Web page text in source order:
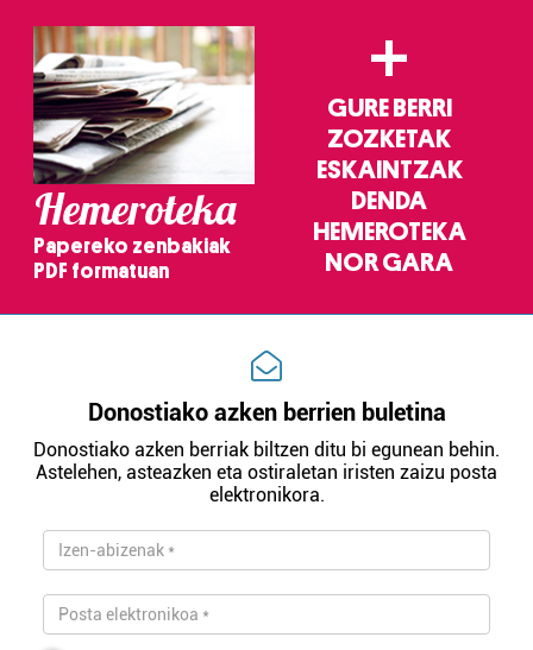
Hemeroteka
Papereko zenbakiak
PDF formatuan
+
GURE BERRI
ZOZKETAK
ESKAINTZAK
DENDA
HEMEROTEKA
NOR GARA
Donostiako azken berrien buletina
Donostiako azken berriak biltzen ditu bi egunean behin.
Astelehen, asteazken eta ostiraletan iristen zaizu posta
elektronikora.